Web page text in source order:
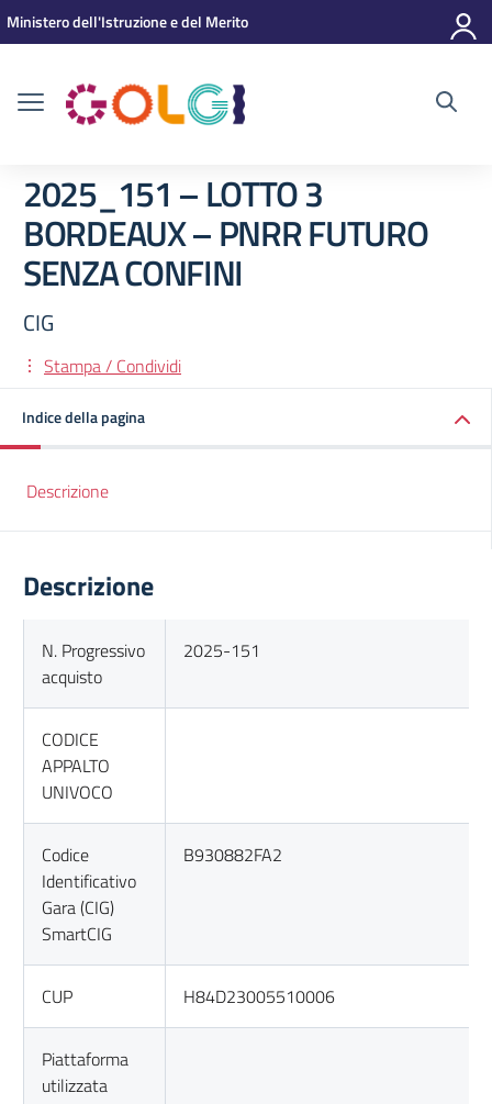
Vai ai contenuti
Vai al menu di navigazione
Vai al footer
Ministero dell'Istruzione e del Merito
2025_151 – LOTTO 3
BORDEAUX – PNRR FUTURO
SENZA CONFINI
CIG
Stampa / Condividi
Indice della pagina
Descrizione
Descrizione
N. Progressivo
acquisto
2025-151
CODICE
APPALTO
UNIVOCO
Codice
Identificativo
Gara (CIG)
SmartCIG
B930882FA2
CUP H84D23005510006
Piattaforma
utilizzata